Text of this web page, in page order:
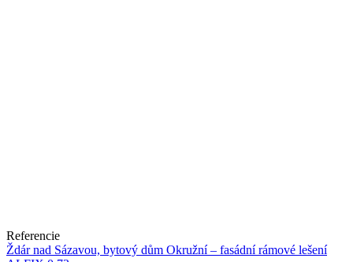
Referencie
Ždár nad Sázavou, bytový dům Okružní – fasádní rámové lešení